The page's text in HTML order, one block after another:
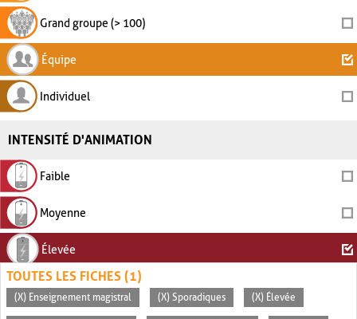
Grand groupe (> 100)
Équipe
Individuel
INTENSITÉ D'ANIMATION
Faible
Moyenne
Élevée
TOUTES LES FICHES (1)
(X) Enseignement magistral (X) Sporadiques (X) Élevée